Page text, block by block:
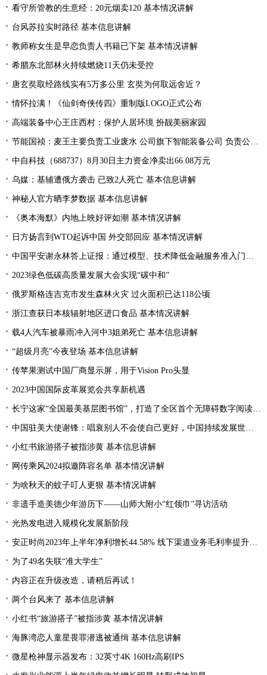
看守所管教的生意经：20元烟卖120 基本情况讲解
台风苏拉实时路径 基本信息讲解
教师称女生是早恋负责人书籍已下架 基本情况讲解
希腊东北部林火持续燃烧11天仍未受控
唐玄奘取经路线实有5万多公里 玄奘为何取远舍近？
情怀拉满！《仙剑奇侠传四》重制版LOGO正式公布
高端装备中心王庄西村：保护人居环境 扮靓美丽家园
节能国祯：麦王主要负责工业废水 公司旗下智能装备公司 负责公司设备的生产和销售
中自科技（688737）8月30日主力资金净卖出66.08万元
乌媒：基辅遭俄方袭击 已致2人死亡 基本信息讲解
神秘人官方晒李梦数据 基本信息讲解
《奥本海默》内地上映好评如潮 基本情况讲解
日方扬言到WTO起诉中国 外交部回应 基本情况讲解
中国平安谢永林答上证报：通过模型、技术降低金融服务准入门槛 提升金融服务的普惠性和可得性
2023绿色低碳高质量发展大会实现“碳中和”
俄罗斯格连吉克市发生森林火灾 过火面积已达118公顷
浙江查获日本核辐射地区进口食品 基本情况讲解
载4人汽车被暴雨冲入河中3姐弟死亡 基本信息讲解
“超级月亮”今夜登场 基本信息讲解
传苹果测试中国厂商显示屏，用于Vision Pro头显
2023中国国际皮革展览会共享新机遇
长宁这家“全国最美基层图书馆”，打造了全区首个无障碍数字阅读空间
中国驻美大使谢锋：唱衰别人不会使自己更好，中国持续发展世界才会更加繁荣
小红书旅游搭子被指涉黄 基本信息讲解
网传乘风2024拟邀阵容名单 基本情况讲解
为啥秋天的蚊子叮人更狠 基本情况讲解
非遗手造美德少年游历下——山师大附小“红领巾”寻访活动
光热发电进入规模化发展新阶段
安正时尚2023年上半年净利增长44.58% 线下渠道业务毛利率提升2.28%
为了49名失联“准大学生”
内容正在升级改造，请稍后再试！
两个台风来了 基本信息讲解
小红书“旅游搭子”被指涉黄 基本情况讲解
海豚湾恋人童星畏罪潜逃被通缉 基本信息讲解
微星枪神显示器发布：32英寸4K 160Hz高刷IPS